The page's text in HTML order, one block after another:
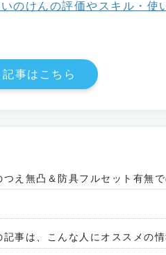
のけんの評価やスキル・使
事はこちら
つえ無凸＆防具フルセット有無
記事は、こんな人にオススメの情